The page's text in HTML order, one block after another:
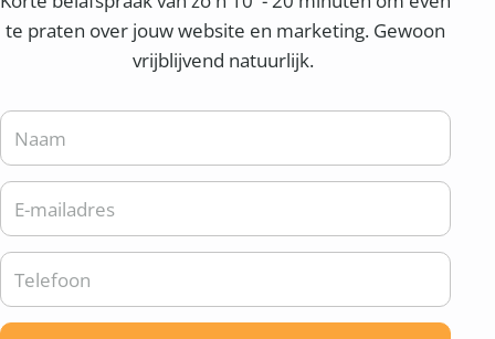
te praten over jouw website en marketing. Gewoon
vrijblijvend natuurlijk.